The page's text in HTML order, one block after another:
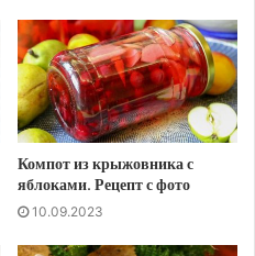
Компот из крыжовника с
яблоками. Рецепт с фото
10.09.2023